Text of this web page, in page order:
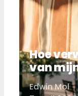
Hoe
van
Door
Edwin Mol